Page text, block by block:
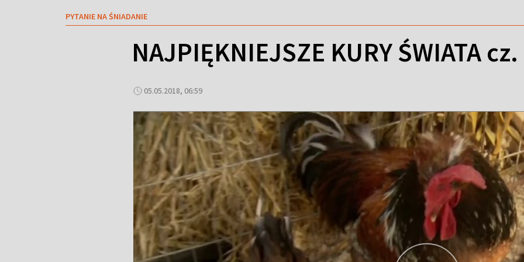
PYTANIE NA ŚNIADANIE
NAJPIĘKNIEJSZE KURY ŚWIATA
05.05.2018, 06:59